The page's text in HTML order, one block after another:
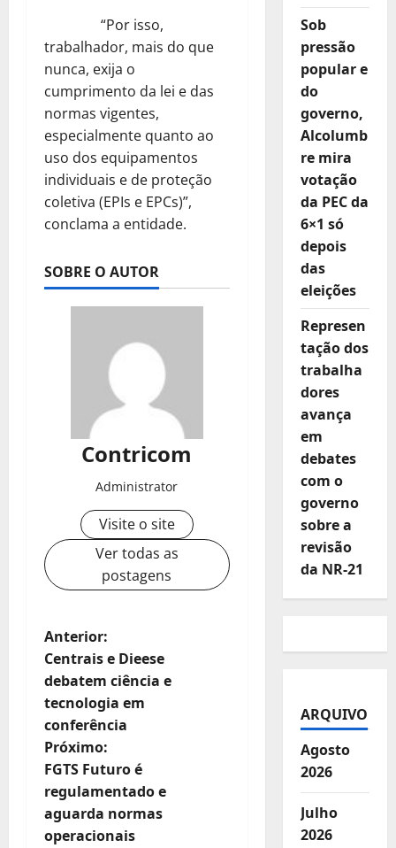
“Por isso,
trabalhador, mais do que
nunca, exija o
cumprimento da lei e das
normas vigentes,
especialmente quanto ao
uso dos equipamentos
individuais e de proteção
coletiva (EPIs e EPCs)”,
conclama a entidade.
SOBRE O AUTOR
Contricom
Administrator
Visite o site
Ver todas as
postagens
N
a
v
e
g
a
Anterior:
Centrais e Dieese
debatem ciência e
tecnologia em
conferência
Próximo:
FGTS Futuro é
regulamentado e
aguarda normas
operacionais
Sob
pressão
popular e
do
governo,
Alcolumb
re mira
votação
da PEC da
6×1 só
depois
das
eleições
Represen
tação dos
trabalha
dores
avança
em
debates
com o
governo
sobre a
revisão
da NR-21
ARQUIVO
Agosto
2026
Julho
2026